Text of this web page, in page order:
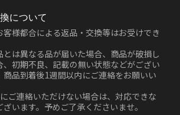
について
様都合による返品・交換等はお受けでき
とは異なる品が届いた場合、商品が破損し
、初期不良、記載の無い状態などがござい
商品到着後1週間以内にご連絡をお願いい
ご連絡いただけない場合は、対応できな
ざいます。予めご了承くださいませ。